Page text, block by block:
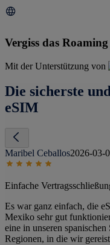
Vergiss das Roaming
Mit der Unterstützung von
Die sicherste
eSIM
Maribel Ceballos2026-03-
Einfache
Es war ganz einfach, die
Mexiko sehr gut
eine in unseren
Regionen, in die wir